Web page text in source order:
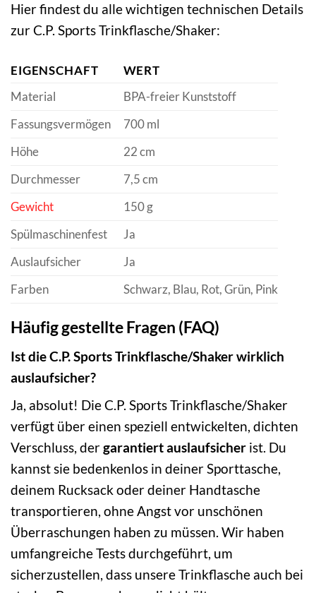
Hier findest du alle wichtigen technischen Details
zur C.P. Sports Trinkflasche/Shaker:
EIGENSCHAFT
WERT
Material
BPA-freier Kunststoff
Fassungsvermögen
700 ml
Höhe
22 cm
Durchmesser
7,5 cm
Gewicht
150 g
Spülmaschinenfest
Ja
Auslaufsicher
Ja
Farben
Schwarz, Blau, Rot, Grün, Pink
Häufig gestellte Fragen (FAQ)
Ist die C.P. Sports Trinkflasche/Shaker wirklich
auslaufsicher?
Ja, absolut! Die C.P. Sports Trinkflasche/Shaker
verfügt über einen speziell entwickelten, dichten
Verschluss, dergarantiert auslaufsicher ist. Du
kannst sie bedenkenlos in deiner Sporttasche,
deinem Rucksack oder deiner Handtasche
transportieren, ohne Angst vor unschönen
Überraschungen haben zu müssen. Wir haben
umfangreiche Tests durchgeführt, um
sicherzustellen, dass unsere Trinkflasche auch bei